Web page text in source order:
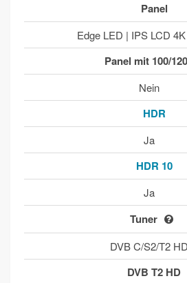
Panel
Edge LED | IPS LCD
Panel mit 100/
Nein
HDR
Ja
HDR 10
Ja
Tuner
DVB C/S2/T2 HD
DVB T2 HD